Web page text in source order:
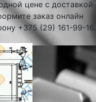
цене с доставкой
заказ онлайн
+375 (29) 161-99-16.